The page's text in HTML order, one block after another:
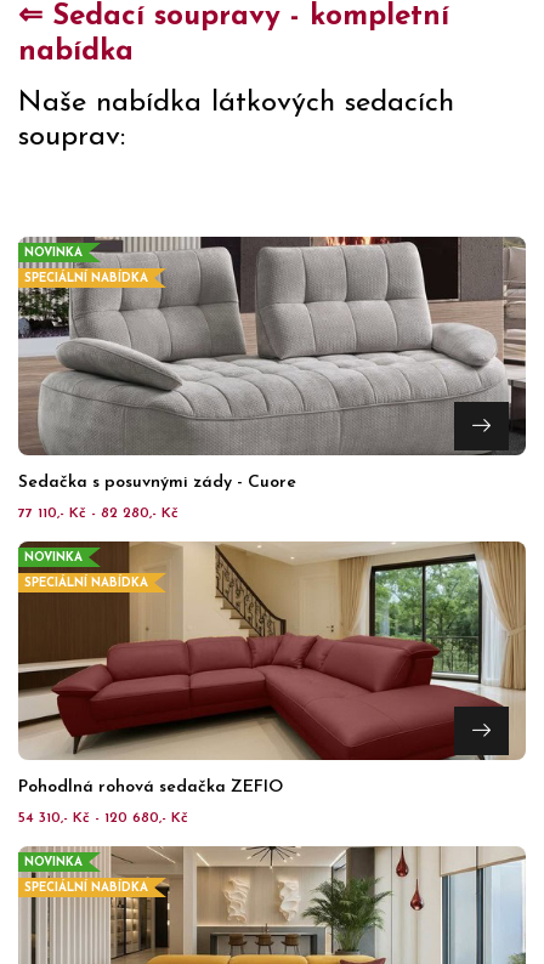
⇐ Sedací soupravy - kompletní
nabídka
Naše nabídka látkových sedacích
souprav:
NOVINKA
SPECIÁLNÍ NABÍDKA
Sedačka s posuvnými zády - Cuore
77 110,- Kč - 82 280,- Kč
NOVINKA
SPECIÁLNÍ NABÍDKA
Pohodlná rohová sedačka ZEFIO
54 310,- Kč - 120 680,- Kč
NOVINKA
SPECIÁLNÍ NABÍDKA